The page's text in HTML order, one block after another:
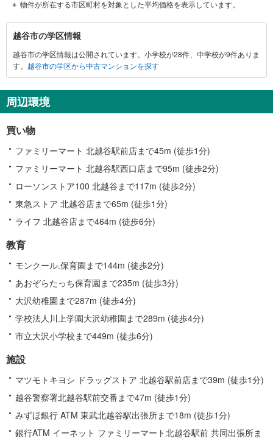
物件が所在する市区町村を対象とした平均価格を表示しています。
越
谷
市
に
す
る
情
報
越谷市の学区情報
越谷市の学区情報は公開されています。小学校が28件、中学校が9件ありま
す。 越谷市の学区から中古マンションを探す
周辺環境
買い物
ファミリーマート 北越谷駅前店まで45m (徒歩1分)
ファミリーマート 北越谷駅西口店まで95m (徒歩2分)
ローソンストア100 北越谷まで117m (徒歩2分)
東急ストア 北越谷店まで65m (徒歩1分)
ライフ 北越谷店まで464m (徒歩6分)
教育
モンクール.保育園まで144m (徒歩2分)
あおぞらたっち保育園まで235m (徒歩3分)
大沢幼稚園まで287m (徒歩4分)
学校法人川上学園大沢幼稚園まで289m (徒歩4分)
市立大沢小学校まで449m (徒歩6分)
施設
マツモトキヨシ ドラッグストア 北越谷駅前店まで39m (徒歩1分)
越谷警察署北越谷駅前交番まで47m (徒歩1分)
みずほ銀行 ATM 東武北越谷駅出張所まで18m (徒歩1分)
銀行ATM イーネット ファミリーマート北越谷駅前 共同出張所ま